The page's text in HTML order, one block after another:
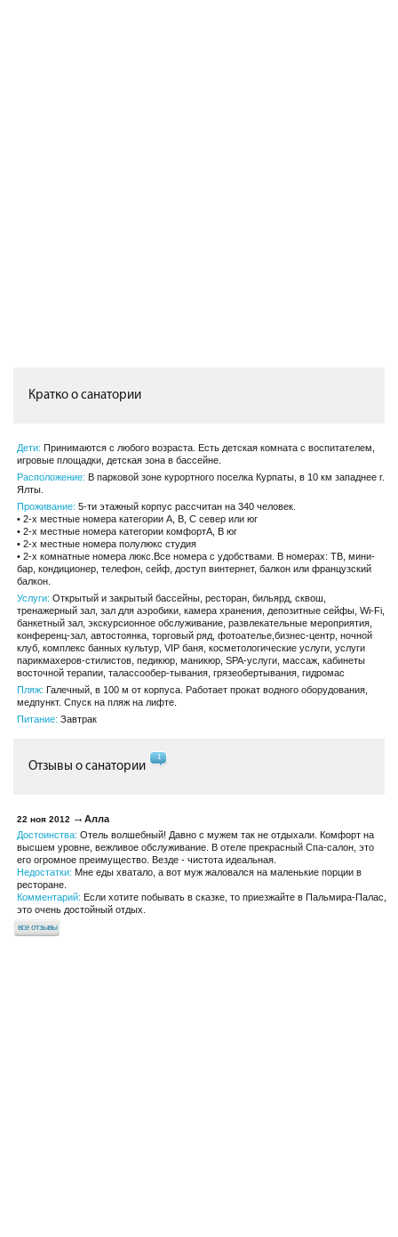
Кратко о санатории
Дети: Принимаются с любого возраста. Есть детская комната с воспитателем,
игровые площадки, детская зона в бассейне.
Расположение: В парковой зоне курортного поселка Курпаты, в 10 км западнее г.
Ялты.
Проживание: 5-ти этажный корпус рассчитан на 340 человек.
• 2-х местные номера категории А, В, С север или юг
• 2-х местные номера категории комфортА, В юг
• 2-х местные номера полулюкс студия
• 2-х комнатные номера люкс.Все номера с удобствами. В номерах: ТВ, мини-
бар, кондиционер, телефон, сейф, доступ винтернет, балкон или французский
балкон.
Услуги: Открытый и закрытый бассейны, ресторан, бильярд, сквош,
тренажерный зал, зал для аэробики, камера хранения, депозитные сейфы, Wi-Fi,
банкетный зал, экскурсионное обслуживание, развлекательные мероприятия,
конференц-зал, автостоянка, торговый ряд, фотоателье,бизнес-центр, ночной
клуб, комплекс банных культур, VIP баня, косметологические услуги, услуги
парикмахеров-стилистов, педикюр, маникюр, SPA-услуги, массаж, кабинеты
восточной терапии, талассообер-тывания, грязеобертывания, гидромас
Пляж: Галечный, в 100 м от корпуса. Работает прокат водного оборудования,
медпункт. Спуск на пляж на лифте.
Питание: Завтрак
Отзывы о санатории
1
22 ноя 2012
Алла
Достоинства: Отель волшебный! Давно с мужем так не отдыхали. Комфорт на
высшем уровне, вежливое обслуживание. В отеле прекрасный Спа-салон, это
его огромное преимущество. Везде - чистота идеальная.
Недостатки: Мне еды хватало, а вот муж жаловался на маленькие порции в
ресторане.
Комментарий: Если хотите побывать в сказке, то приезжайте в Пальмира-Палас,
это очень достойный отдых.
все отзывы